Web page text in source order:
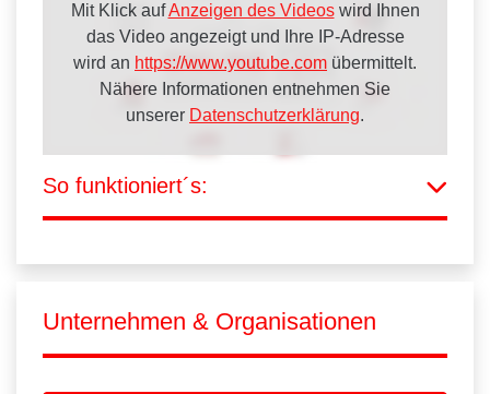
Mit Klick aufAnzeigen des Videoswird Ihnen
das Video angezeigt und Ihre IP-Adresse
wird an https://www.youtube.com übermittelt.
Nähere Informationen entnehmen Sie
unserer Datenschutzerklärung.
So funktioniert´s:
Unternehmen & Organisationen